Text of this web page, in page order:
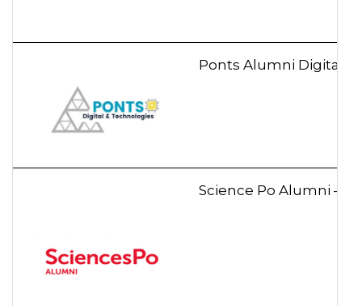
Ponts Alumni Digital &
Science Po Alumni –